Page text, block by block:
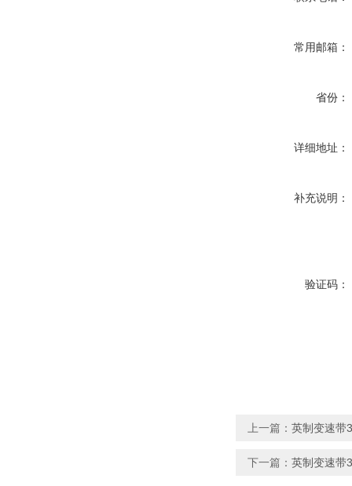
常用邮箱：
省份：
详细地址：
补充说明：
验证码：
上一篇： 英制变速带
下一篇： 英制变速带